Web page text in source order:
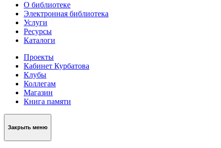
О библиотеке
Электронная библиотека
Услуги
Ресурсы
Каталоги
Проекты
Кабинет Курбатова
Клубы
Коллегам
Магазин
Книга памяти
Закрыть меню